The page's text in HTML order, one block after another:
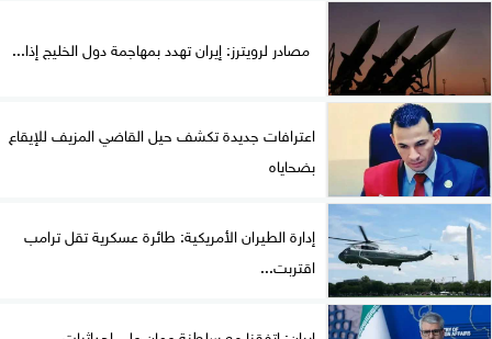
مصادر لرويترز: إيران تهدد بمهاجمة دول الخليج إذا...
اعترافات جديدة تكشف حيل القاضي المزيف للإيقاع
بضحاياه
إدارة الطيران الأمريكية: طائرة عسكرية تقل ترامب
اقتربت...